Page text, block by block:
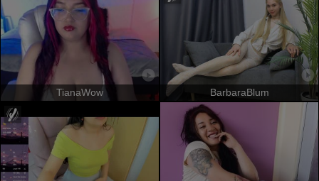
TianaWow BarbaraBlum